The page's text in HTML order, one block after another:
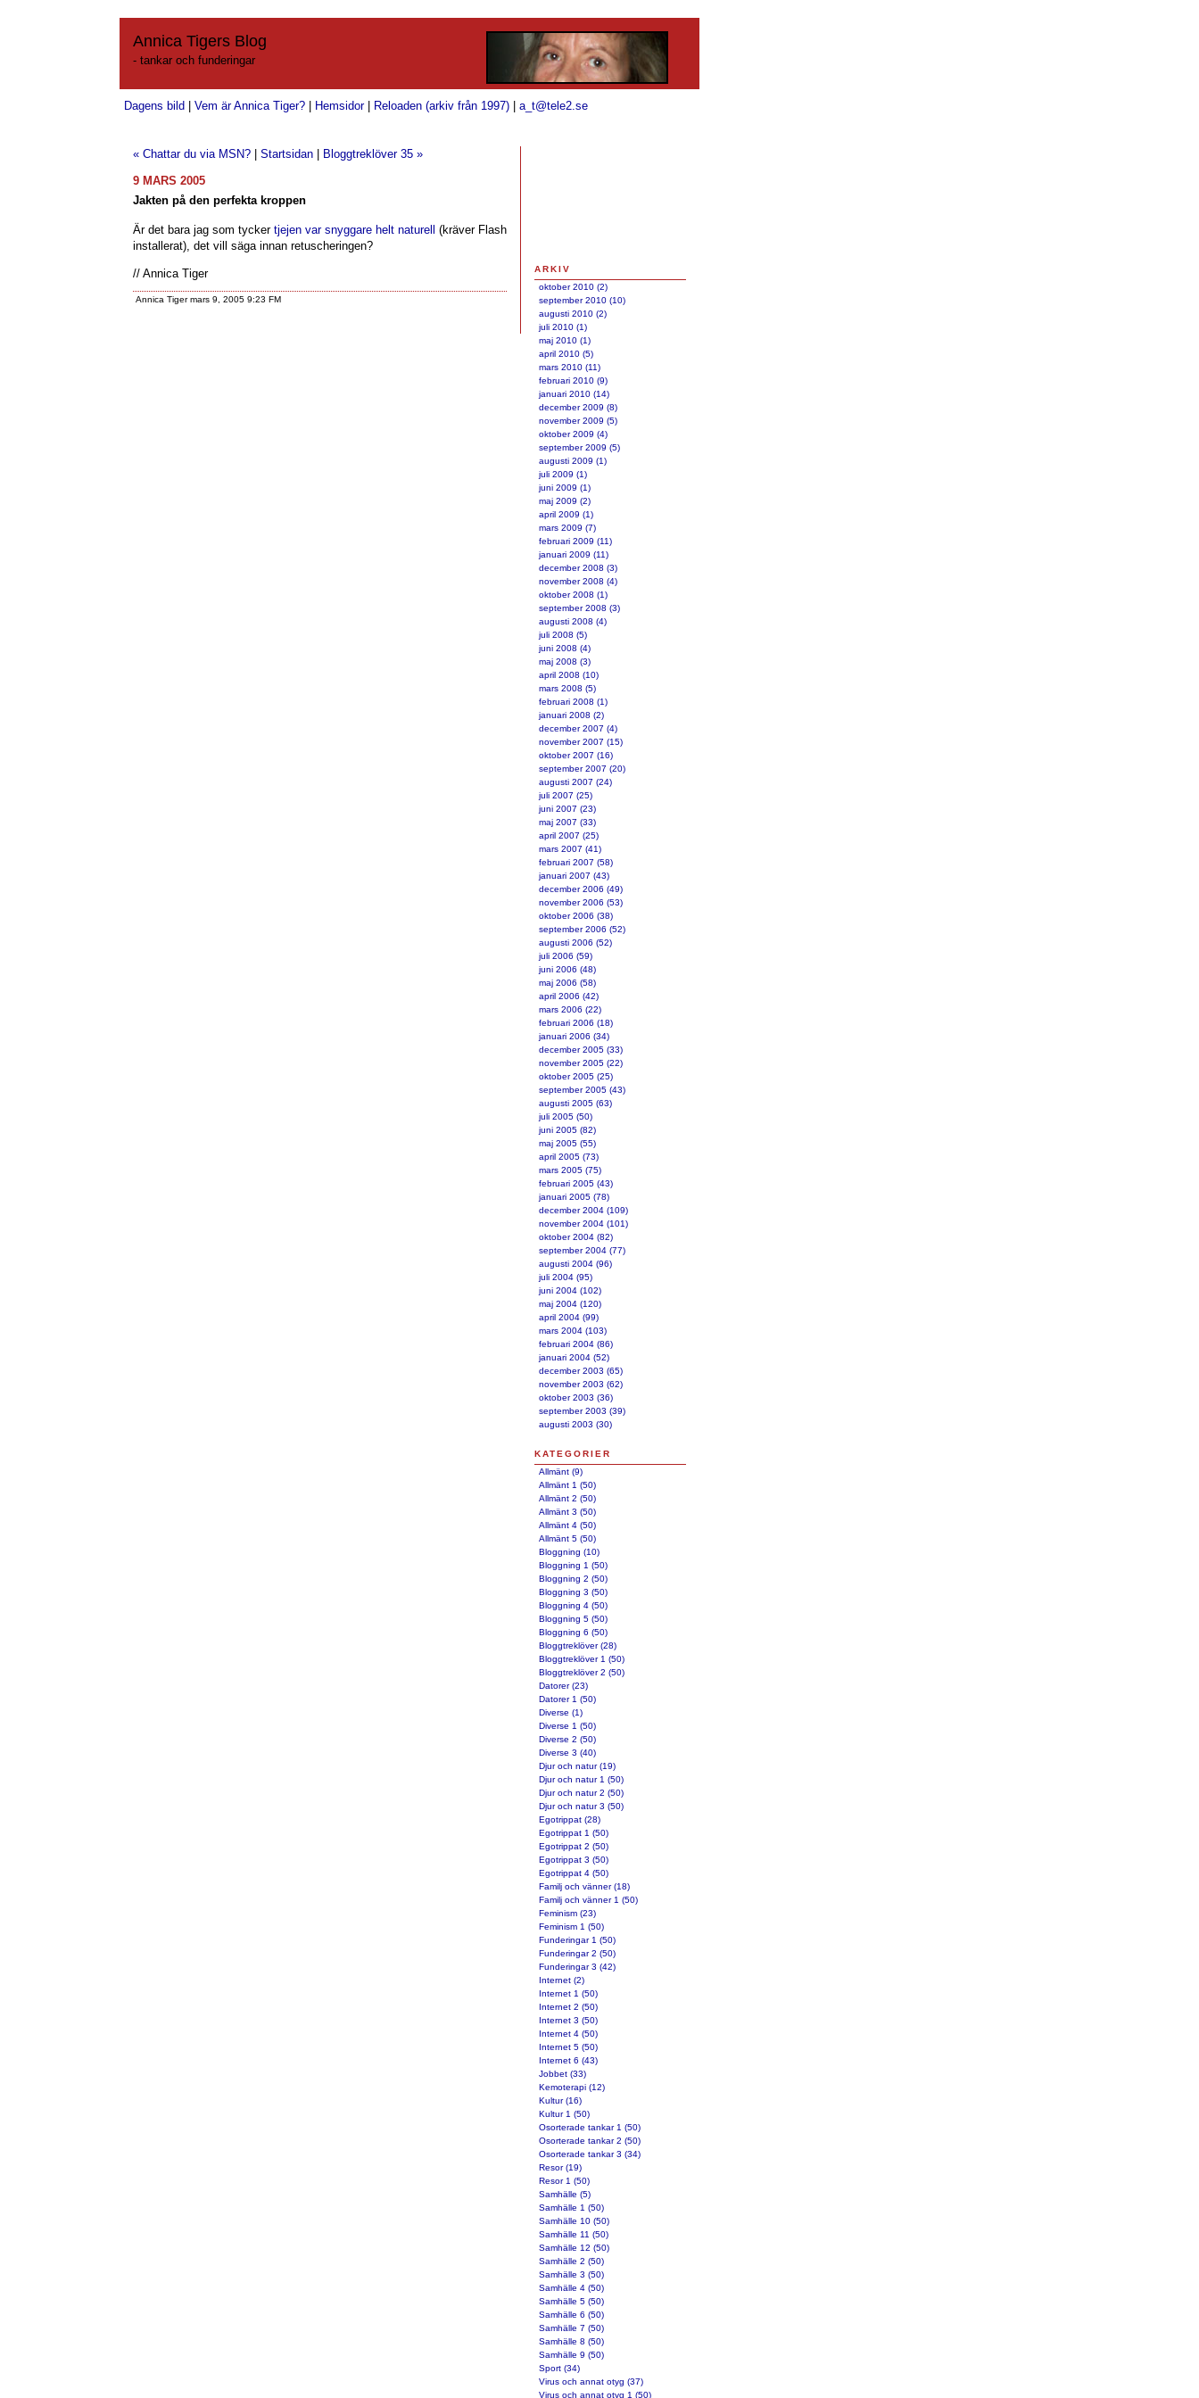
Annica Tigers Blog
- tankar och funderingar
Dagens bild |Vem är Annica Tiger? Hemsidor| Reloaden (arkiv från 1997) |a_t@tele2.se
« Chattar du via MSN? |Startsidan
Bloggtreklöver 35 »
9 MARS 2005
Jakten på den perfekta kroppen
Är det bara jag som tyckertjejen var snyggare helt naturell
(kräver Flash
installerat), det vill säga innan retuscheringen?
// Annica Tiger
Annica Tiger mars 9, 2005 9:23 FM
ARKIV
oktober 2010 (2)
september 2010 (10)
augusti 2010 (2)
juli 2010 (1)
maj 2010 (1)
april 2010 (5)
mars 2010 (11)
februari 2010 (9)
januari 2010 (14)
december 2009 (8)
november 2009 (5)
oktober 2009 (4)
september 2009 (5)
augusti 2009 (1)
juli 2009 (1)
juni 2009 (1)
maj 2009 (2)
april 2009 (1)
mars 2009 (7)
februari 2009 (11)
januari 2009 (11)
december 2008 (3)
november 2008 (4)
oktober 2008 (1)
september 2008 (3)
augusti 2008 (4)
juli 2008 (5)
juni 2008 (4)
maj 2008 (3)
april 2008 (10)
mars 2008 (5)
februari 2008 (1)
januari 2008 (2)
december 2007 (4)
november 2007 (15)
oktober 2007 (16)
september 2007 (20)
augusti 2007 (24)
juli 2007 (25)
juni 2007 (23)
maj 2007 (33)
april 2007 (25)
mars 2007 (41)
februari 2007 (58)
januari 2007 (43)
december 2006 (49)
november 2006 (53)
oktober 2006 (38)
september 2006 (52)
augusti 2006 (52)
juli 2006 (59)
juni 2006 (48)
maj 2006 (58)
april 2006 (42)
mars 2006 (22)
februari 2006 (18)
januari 2006 (34)
december 2005 (33)
november 2005 (22)
oktober 2005 (25)
september 2005 (43)
augusti 2005 (63)
juli 2005 (50)
juni 2005 (82)
maj 2005 (55)
april 2005 (73)
mars 2005 (75)
februari 2005 (43)
januari 2005 (78)
december 2004 (109)
november 2004 (101)
oktober 2004 (82)
september 2004 (77)
augusti 2004 (96)
juli 2004 (95)
juni 2004 (102)
maj 2004 (120)
april 2004 (99)
mars 2004 (103)
februari 2004 (86)
januari 2004 (52)
december 2003 (65)
november 2003 (62)
oktober 2003 (36)
september 2003 (39)
augusti 2003 (30)
KATEGORIER
Allmänt (9)
Allmänt 1 (50)
Allmänt 2 (50)
Allmänt 3 (50)
Allmänt 4 (50)
Allmänt 5 (50)
Bloggning (10)
Bloggning 1 (50)
Bloggning 2 (50)
Bloggning 3 (50)
Bloggning 4 (50)
Bloggning 5 (50)
Bloggning 6 (50)
Bloggtreklöver (28)
Bloggtreklöver 1 (50)
Bloggtreklöver 2 (50)
Datorer (23)
Datorer 1 (50)
Diverse (1)
Diverse 1 (50)
Diverse 2 (50)
Diverse 3 (40)
Djur och natur (19)
Djur och natur 1 (50)
Djur och natur 2 (50)
Djur och natur 3 (50)
Egotrippat (28)
Egotrippat 1 (50)
Egotrippat 2 (50)
Egotrippat 3 (50)
Egotrippat 4 (50)
Familj och vänner (18)
Familj och vänner 1 (50)
Feminism (23)
Feminism 1 (50)
Funderingar 1 (50)
Funderingar 2 (50)
Funderingar 3 (42)
Internet (2)
Internet 1 (50)
Internet 2 (50)
Internet 3 (50)
Internet 4 (50)
Internet 5 (50)
Internet 6 (43)
Jobbet (33)
Kemoterapi (12)
Kultur (16)
Kultur 1 (50)
Osorterade tankar 1 (50)
Osorterade tankar 2 (50)
Osorterade tankar 3 (34)
Resor (19)
Resor 1 (50)
Samhälle (5)
Samhälle 1 (50)
Samhälle 10 (50)
Samhälle 11 (50)
Samhälle 12 (50)
Samhälle 2 (50)
Samhälle 3 (50)
Samhälle 4 (50)
Samhälle 5 (50)
Samhälle 6 (50)
Samhälle 7 (50)
Samhälle 8 (50)
Samhälle 9 (50)
Sport (34)
Virus och annat otyg (37)
Virus och annat otyg 1 (50)